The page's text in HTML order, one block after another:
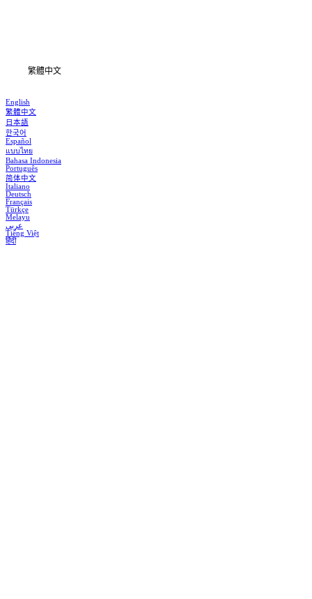
繁體中文
English
繁體中文
日本語
한국어
Español
แบบไทย
Bahasa Indonesia
Português
简体中文
Italiano
Deutsch
Français
Türkçe
Melayu
عربي
Tiếng Việt
हिंदी